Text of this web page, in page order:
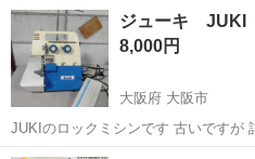
福岡 福岡市 博多南駅 家電
ジューキ JUKI
8,000円
大阪府 大阪市
JUKIのロックミシンです 古いですが
かりませんが 動きますし縫えます 中古で手に入れましたが 使わず動